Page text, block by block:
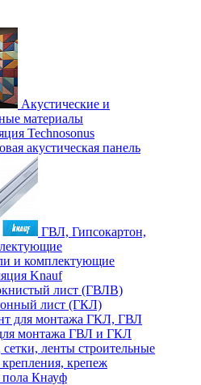
Акустические и
материалы
Technosonus
акустическая панель
ГВЛ, Гипсокартон,
и комплектующие
Knauf
лист (ГВЛВ)
лист (ГКЛ)
для монтажа ГКЛ, ГВЛ
монтажа ГВЛ и ГКЛ
ленты строительные
крепеж
Кнауф